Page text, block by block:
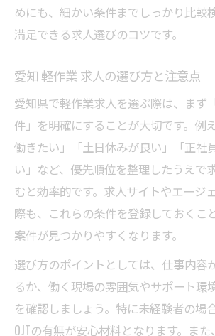
めにも、細かい条件までしっかり比較
満足できる求人選びのコツです。
愛知 軽作業 求人の選び方と注意点
愛知県で軽作業求人を選ぶ際は、まず
件」を明確にすることが大切です。例
働きたい」「土日休みが良い」「正社
い」など、優先順位を整理したうえで
むと効率的です。求人サイトやエージ
際も、これらの条件を登録しておくこ
案件が見つかりやすくなります。
選び方のポイントとしては、仕事内容
るか、働く現場の雰囲気やサポート環
を確認しましょう。特に未経験者の場
OJTの有無が安心材料となります。ま